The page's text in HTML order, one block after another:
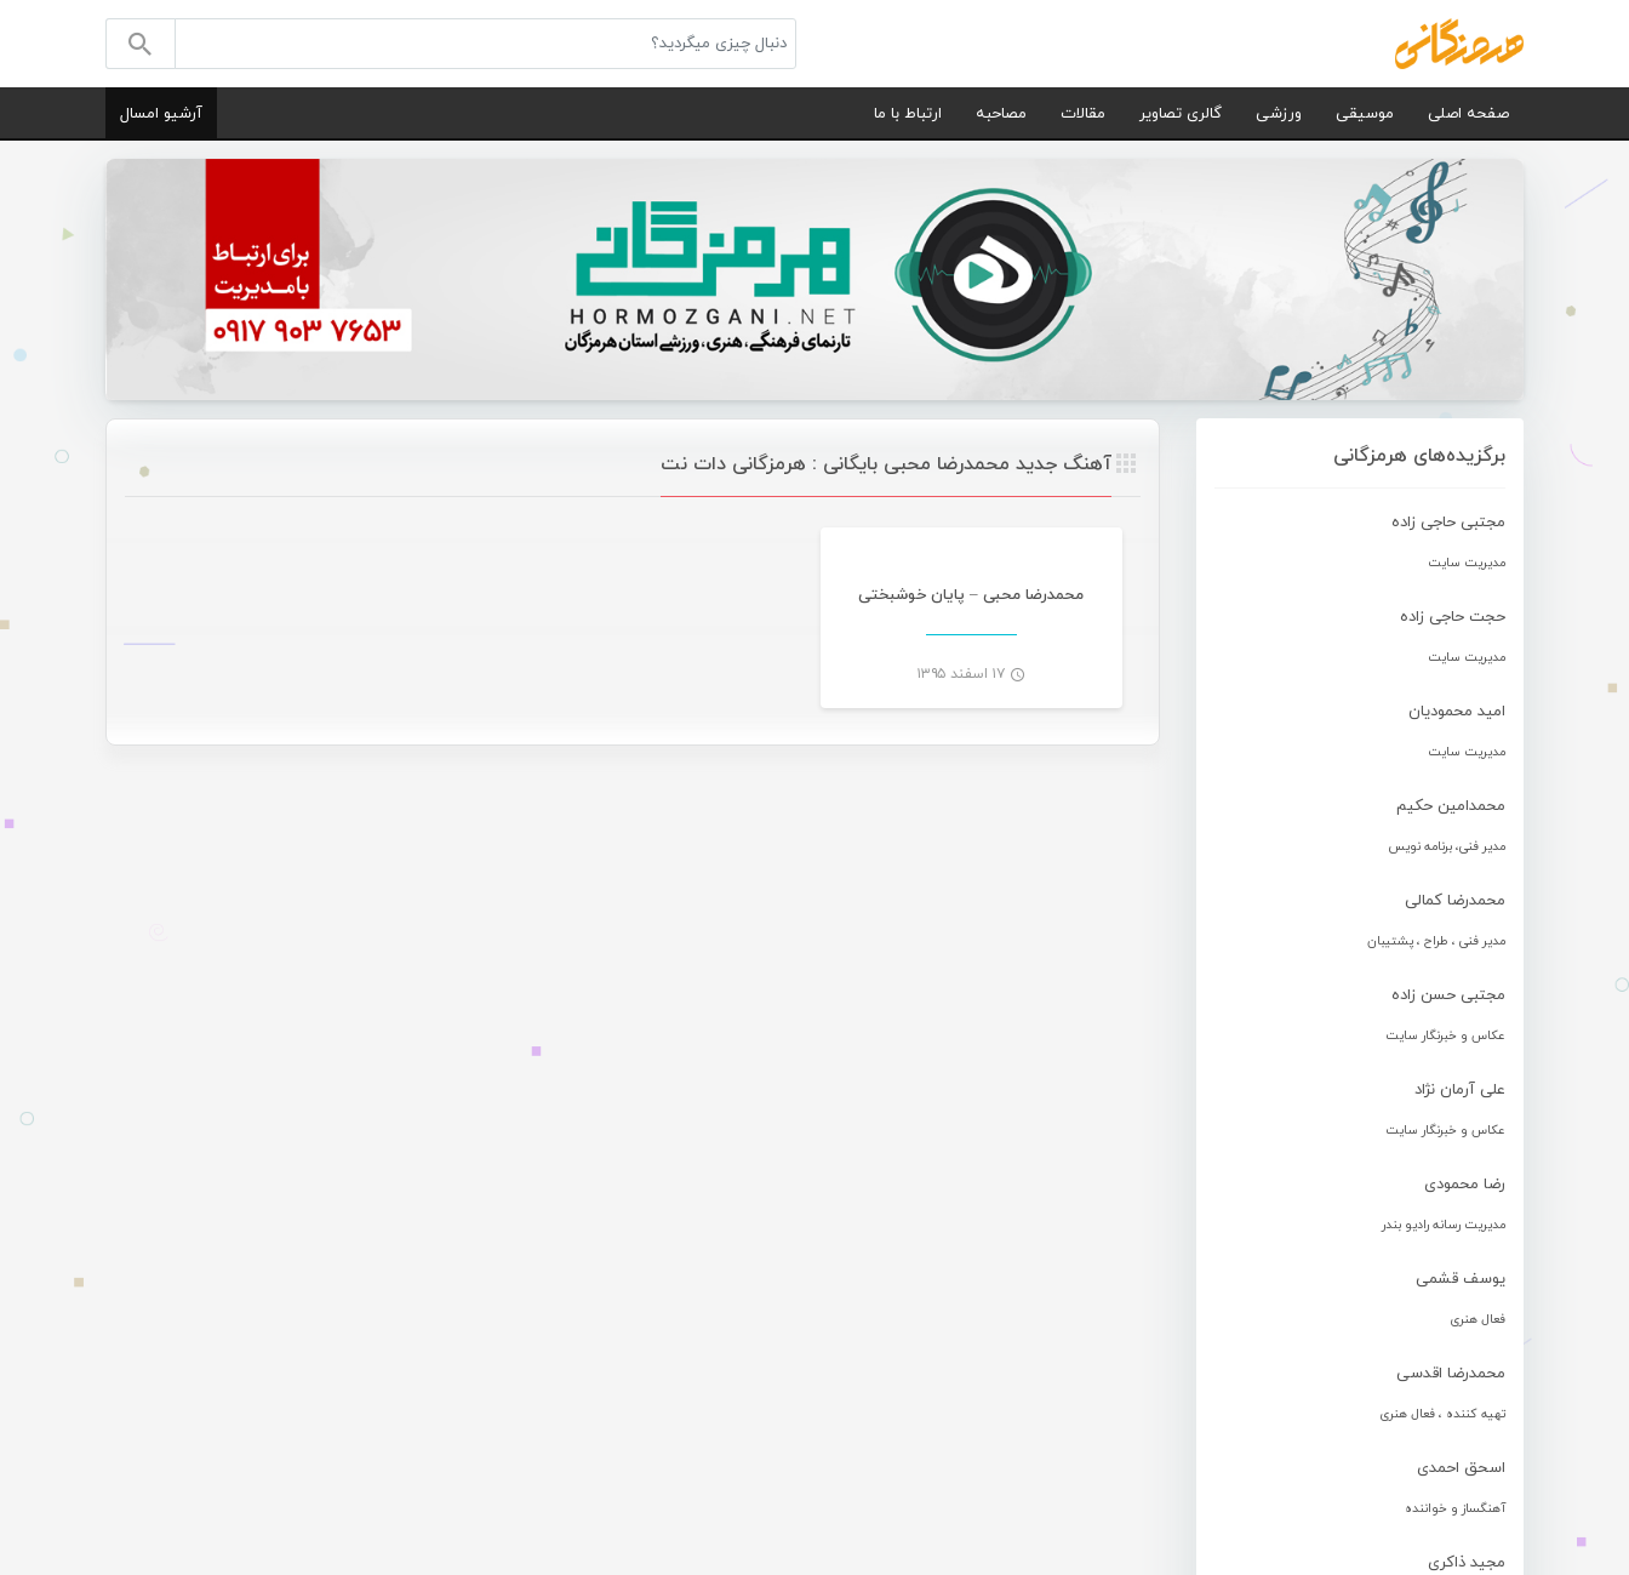
صفحه اصلی موسیقی ورزشی گالری تصاویر مقالات مصاحبه ارتباط با ما آرشیو امسال
برگزیده‌های هرمزگانی
مجتبی حاجی زاده
مدیریت سایت
حجت حاجی زاده
مدیریت سایت
امید محمودیان
مدیریت سایت
محمدامین حکیم
مدیر فنی، برنامه نویس
محمدرضا کمالی
مدیر فنی ، طراح ، پشتیبان
مجتبی حسن زاده
عکاس و خبرنگار سایت
علی آرمان نژاد
عکاس و خبرنگار سایت
رضا محمودی
مدیریت رسانه رادیو بندر
یوسف قشمی
فعال هنری
محمدرضا اقدسی
تهیه کننده ، فعال هنری
اسحق احمدی
آهنگساز و خواننده
مجید ذاکری
آهنگ جدید محمدرضا محبی بایگانی : هرمزگانی دات نت
محمدرضا محبی – پایان خوشبختی
۱۷ اسفند ۱۳۹۵